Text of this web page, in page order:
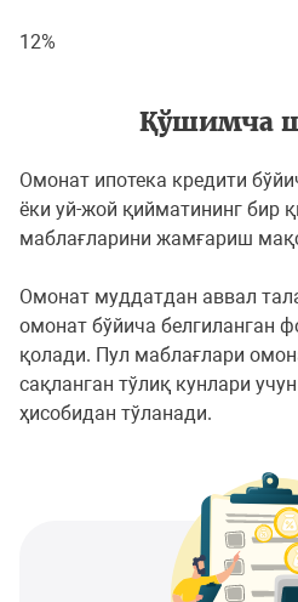
12%
Қўшимча
Омонат ипотека кредити
ёки уй-жой қийматининг бир
маблағларини жамғариш
Омонат муддатдан аввал
омонат бўйича белгиланган
қолади. Пул маблағлари
сақланган тўлиқ кунлари
ҳисобидан тўланади.